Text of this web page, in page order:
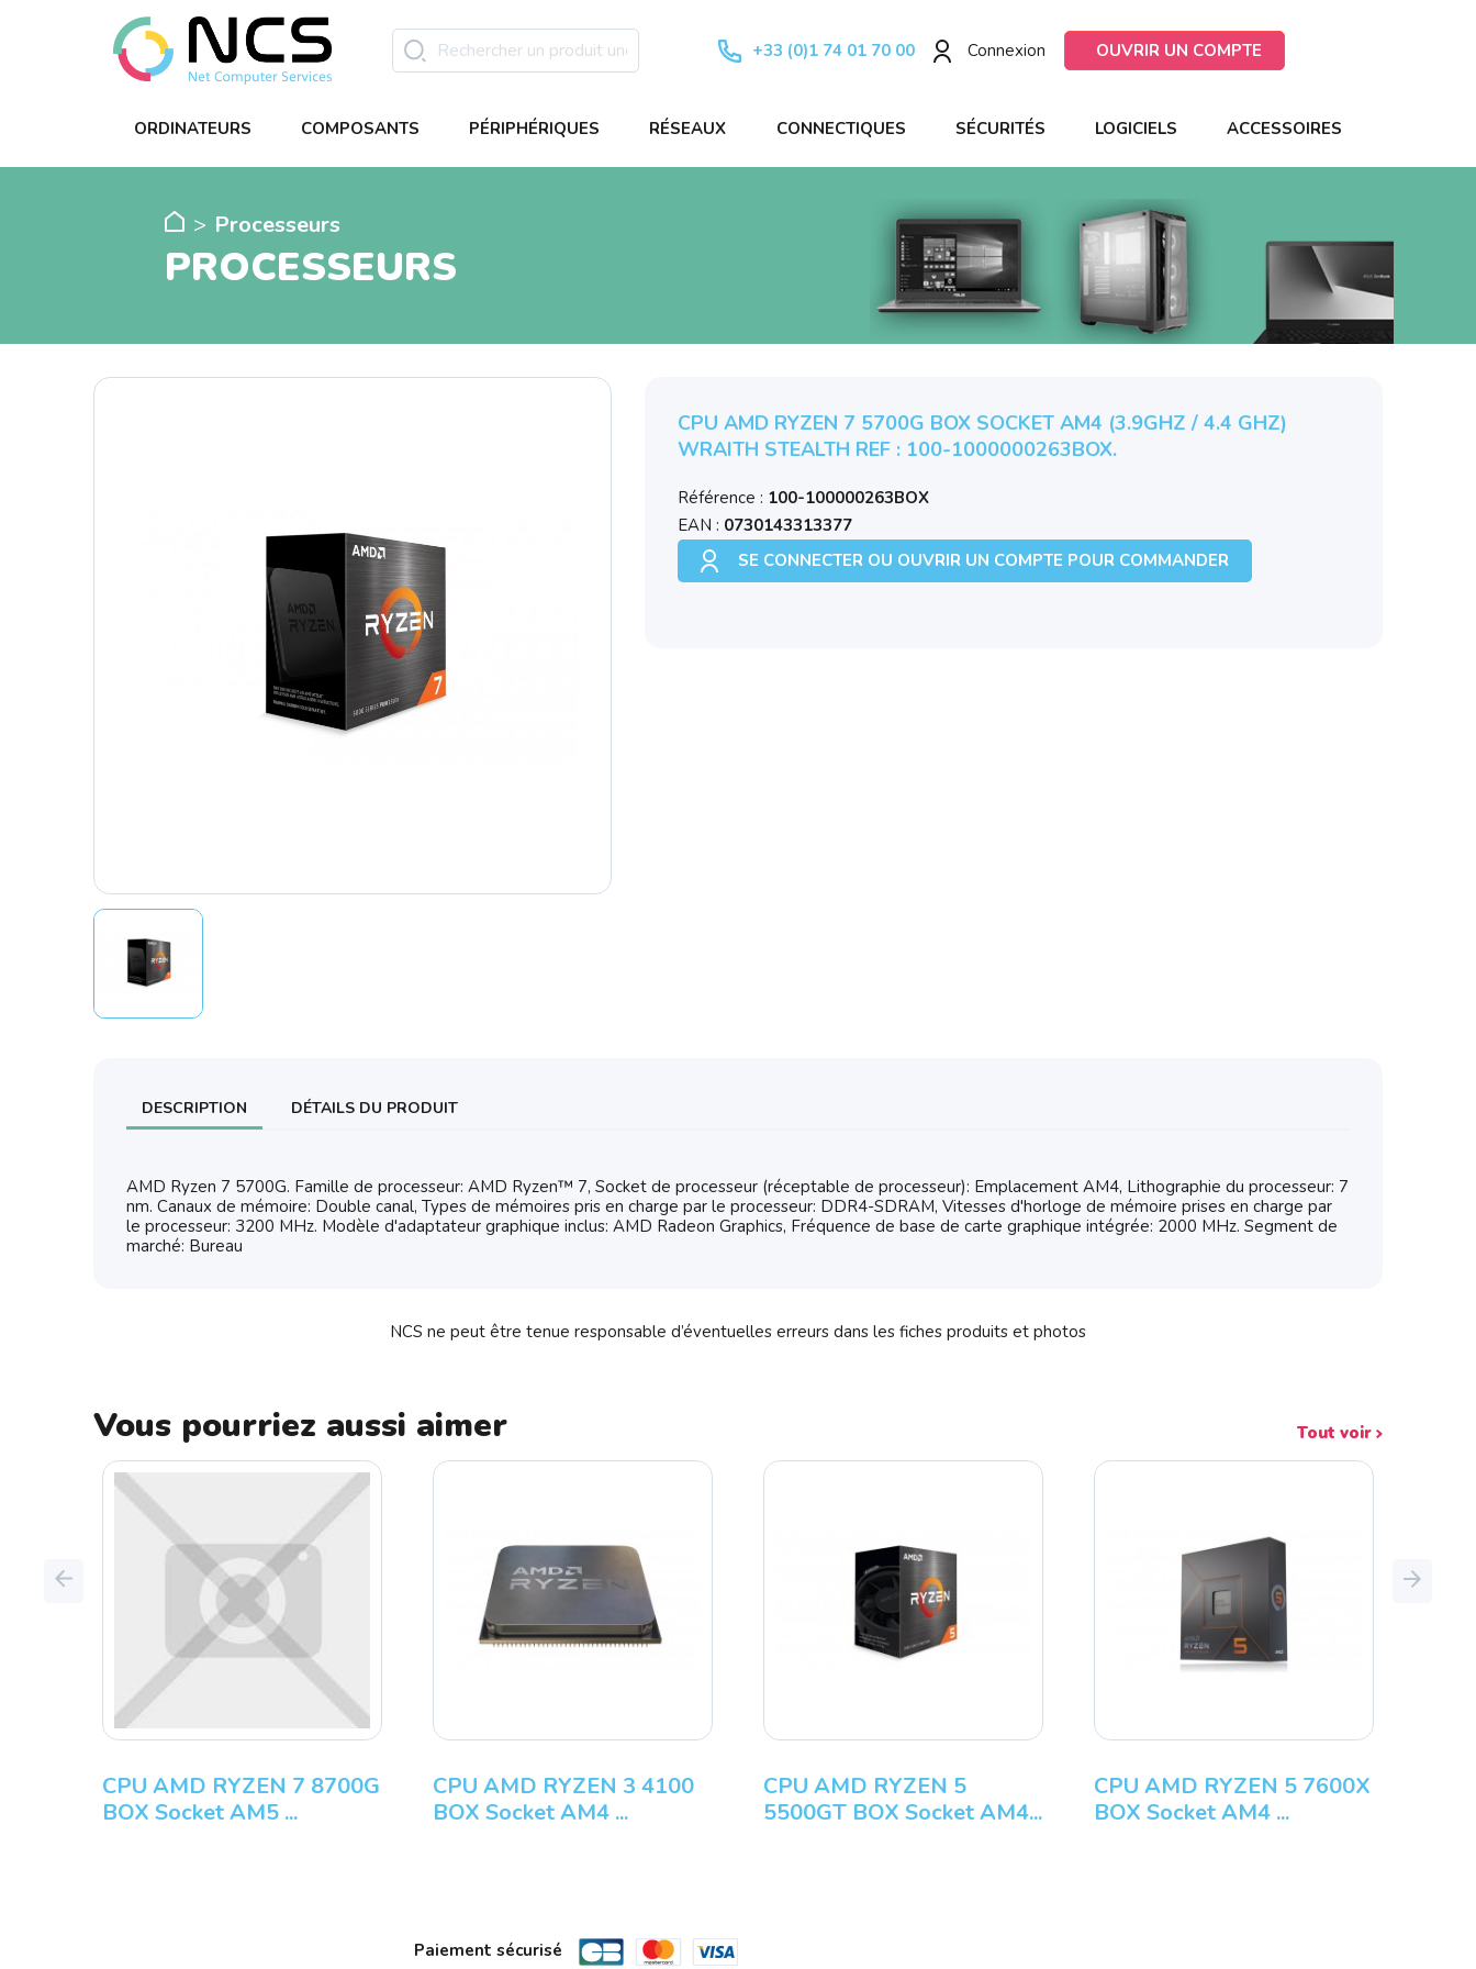
+33 (0)1 74 01 70 00 Connexion OUVRIR UN COMPTE
ORDINATEURS COMPOSANTS PÉRIPHÉRIQUES RÉSEAUX CONNECTIQUES SÉCURITÉS LOGICIELS ACCESSOIRES
Processeurs
PROCESSEURS
CPU AMD RYZEN 7 5700G BOX SOCKET AM4 (3.9GHZ / 4.4 GHZ)
WRAITH STEALTH REF : 100-1000000263BOX.
Référence : 100-100000263BOX
EAN : 0730143313377
SE CONNECTER OU OUVRIR UN COMPTE POUR COMMANDER
DESCRIPTION DÉTAILS DU PRODUIT
AMD Ryzen 7 5700G. Famille de processeur: AMD Ryzen™ 7, Socket de processeur (réceptable de processeur): Emplacement AM4, Lithographie du processeur: 7
nm. Canaux de mémoire: Double canal, Types de mémoires pris en charge par le processeur: DDR4-SDRAM, Vitesses d'horloge de mémoire prises en charge par
le processeur: 3200 MHz. Modèle d'adaptateur graphique inclus: AMD Radeon Graphics, Fréquence de base de carte graphique intégrée: 2000 MHz. Segment de
marché: Bureau
NCS ne peut être tenue responsable d’éventuelles erreurs dans les fiches produits et photos
Vous pourriez aussi aimer Tout voir
CPU AMD RYZEN 7 8700G
BOX Socket AM5 ...
CPU AMD RYZEN 3 4100
BOX Socket AM4 ...
CPU AMD RYZEN 5
5500GT BOX Socket AM4...
CPU AMD RYZEN 5 7600X
BOX Socket AM4 ...
Previous Next
Paiement sécurisé